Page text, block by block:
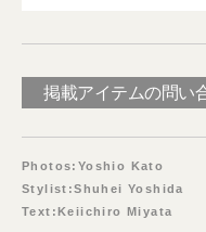
掲載アイテムの問い
Photos:Yoshio Kato
Stylist:Shuhei Yoshida
Text:Keiichiro Miyata